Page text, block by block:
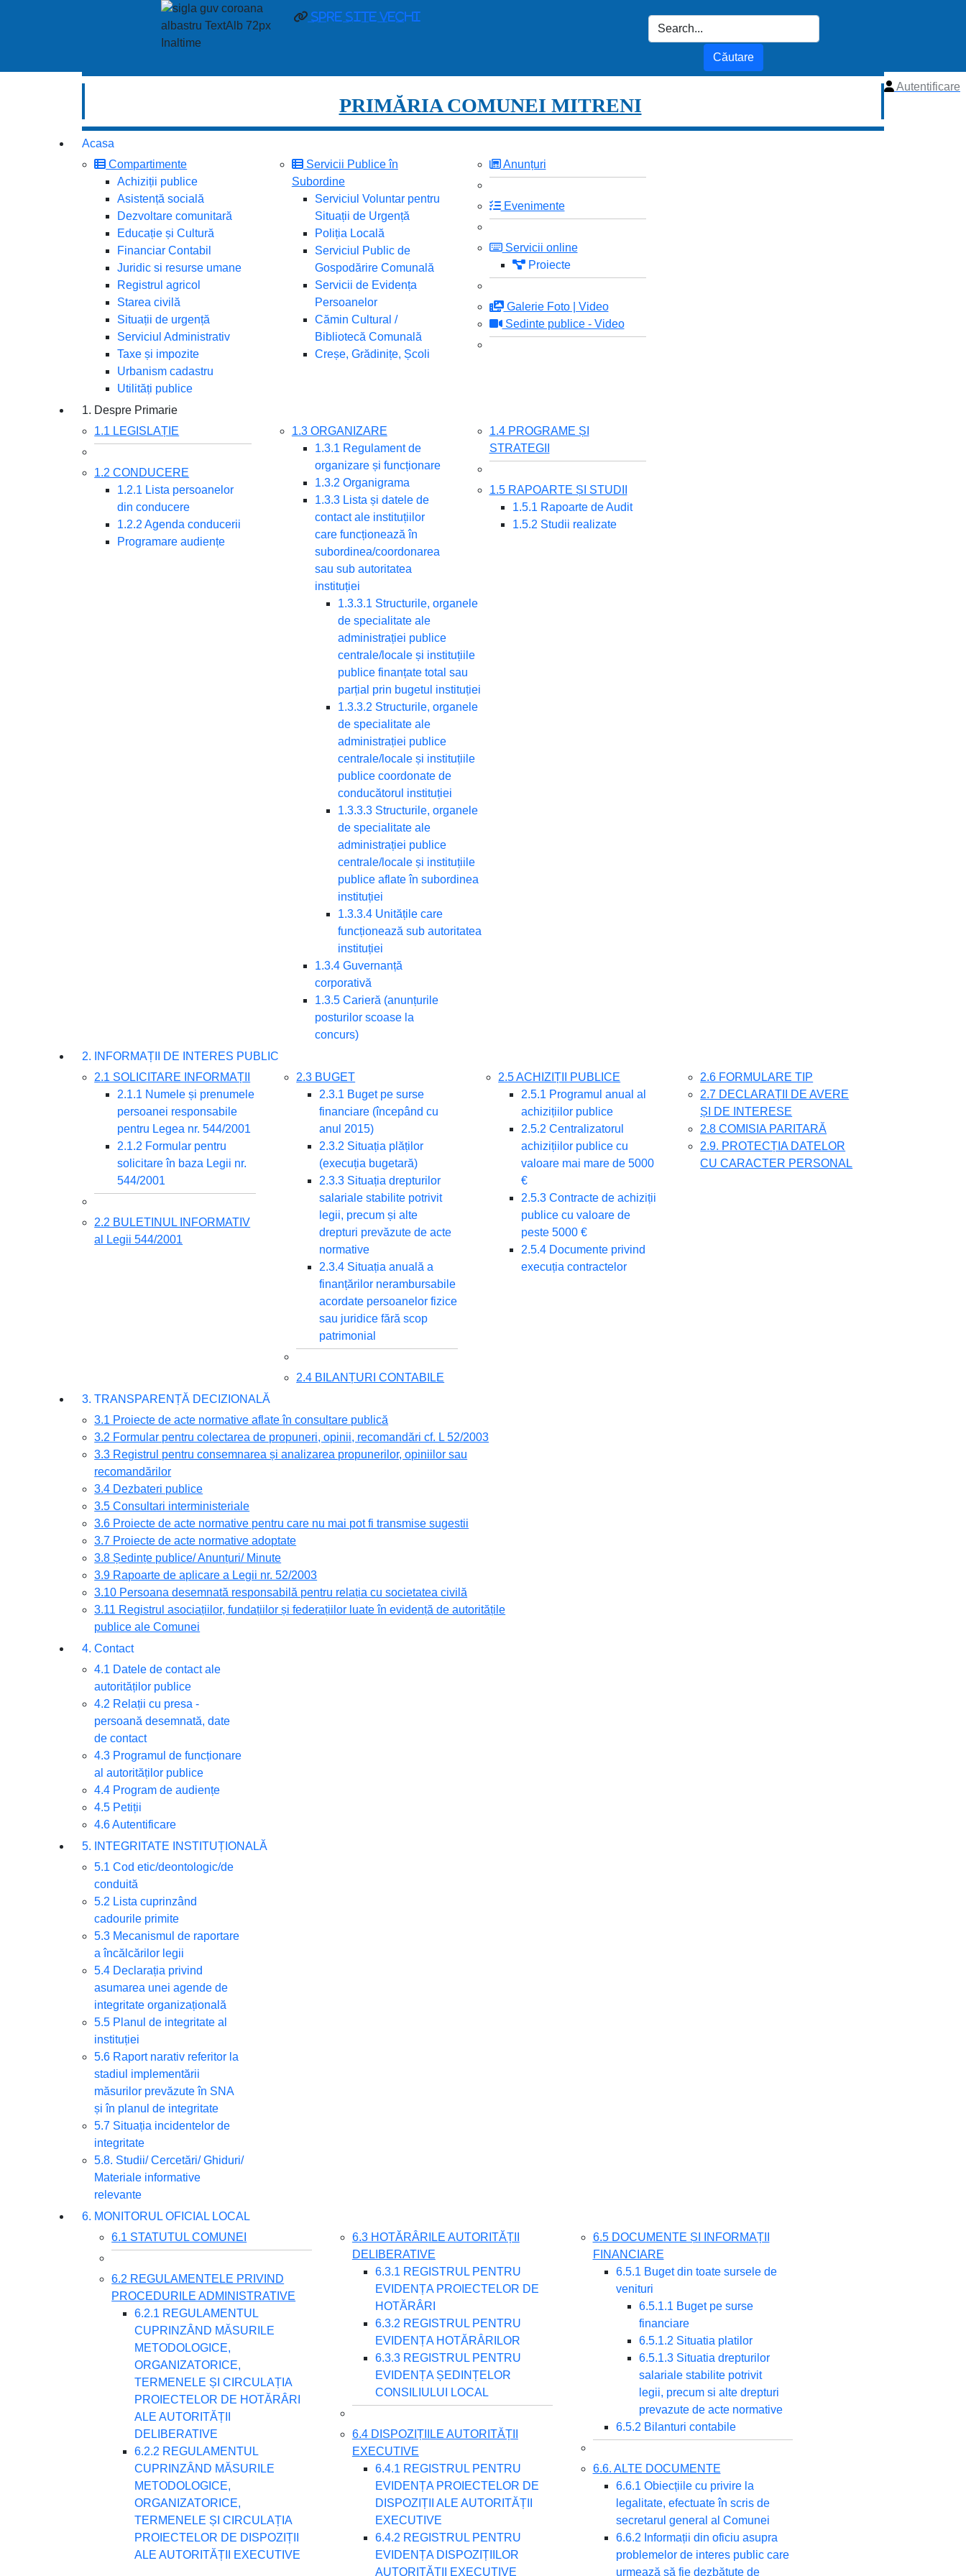
spre site vechi
Autentificare
PRIMĂRIA COMUNEI MITRENI
Acasa
Compartimente
Achiziții publice
Asistență socială
Dezvoltare comunitară
Educație și Cultură
Financiar Contabil
Juridic si resurse umane
Registrul agricol
Starea civilă
Situații de urgență
Serviciul Administrativ
Taxe și impozite
Urbanism cadastru
Utilități publice
Servicii Publice în
Subordine
Serviciul Voluntar pentru
Situații de Urgență
Poliția Locală
Serviciul Public de
Gospodărire Comunală
Servicii de Evidența
Persoanelor
Cămin Cultural /
Bibliotecă Comunală
Creșe, Grădinițe, Școli
Anunțuri
Evenimente
Servicii online
Proiecte
Galerie Foto | Video
Sedinte publice - Video
1. Despre Primarie
1.1 LEGISLAȚIE
1.2 CONDUCERE
1.2.1 Lista persoanelor
din conducere
1.2.2 Agenda conducerii
Programare audiențe
1.3 ORGANIZARE
1.3.1 Regulament de
organizare și funcționare
1.3.2 Organigrama
1.3.3 Lista și datele de
contact ale instituțiilor
care funcționează în
subordinea/coordonarea
sau sub autoritatea
instituției
1.3.3.1 Structurile, organele
de specialitate ale
administrației publice
centrale/locale și instituțiile
publice finanțate total sau
parțial prin bugetul instituției
1.3.3.2 Structurile, organele
de specialitate ale
administrației publice
centrale/locale și instituțiile
publice coordonate de
conducătorul instituției
1.3.3.3 Structurile, organele
de specialitate ale
administrației publice
centrale/locale și instituțiile
publice aflate în subordinea
instituției
1.3.3.4 Unitățile care
funcționează sub autoritatea
instituției
1.3.4 Guvernanță
corporativă
1.3.5 Carieră (anunțurile
posturilor scoase la
concurs)
1.4 PROGRAME ȘI
STRATEGII
1.5 RAPOARTE ȘI STUDII
1.5.1 Rapoarte de Audit
1.5.2 Studii realizate
2. INFORMAȚII DE INTERES PUBLIC
2.1 SOLICITARE INFORMAȚII
2.1.1 Numele și prenumele
persoanei responsabile
pentru Legea nr. 544/2001
2.1.2 Formular pentru
solicitare în baza Legii nr.
544/2001
2.2 BULETINUL INFORMATIV
al Legii 544/2001
2.3 BUGET
2.3.1 Buget pe surse
financiare (începând cu
anul 2015)
2.3.2 Situația plăților
(execuția bugetară)
2.3.3 Situația drepturilor
salariale stabilite potrivit
legii, precum și alte
drepturi prevăzute de acte
normative
2.3.4 Situația anuală a
finanțărilor nerambursabile
acordate persoanelor fizice
sau juridice fără scop
patrimonial
2.4 BILANȚURI CONTABILE
2.5 ACHIZIȚII PUBLICE
2.5.1 Programul anual al
achizițiilor publice
2.5.2 Centralizatorul
achizițiilor publice cu
valoare mai mare de 5000
€
2.5.3 Contracte de achiziții
publice cu valoare de
peste 5000 €
2.5.4 Documente privind
execuția contractelor
2.6 FORMULARE TIP
2.7 DECLARAȚII DE AVERE
ȘI DE INTERESE
2.8 COMISIA PARITARĂ
2.9. PROTECȚIA DATELOR
CU CARACTER PERSONAL
3. TRANSPARENȚĂ DECIZIONALĂ
3.1 Proiecte de acte normative aflate în consultare publică
3.2 Formular pentru colectarea de propuneri, opinii, recomandări cf. L 52/2003
3.3 Registrul pentru consemnarea și analizarea propunerilor, opiniilor sau
recomandărilor
3.4 Dezbateri publice
3.5 Consultari interministeriale
3.6 Proiecte de acte normative pentru care nu mai pot fi transmise sugestii
3.7 Proiecte de acte normative adoptate
3.8 Ședințe publice/ Anunțuri/ Minute
3.9 Rapoarte de aplicare a Legii nr. 52/2003
3.10 Persoana desemnată responsabilă pentru relația cu societatea civilă
3.11 Registrul asociațiilor, fundațiilor și federațiilor luate în evidență de autoritățile
publice ale Comunei
4. Contact
4.1 Datele de contact ale
autorităților publice
4.2 Relații cu presa -
persoană desemnată, date
de contact
4.3 Programul de funcționare
al autorităților publice
4.4 Program de audiențe
4.5 Petiții
4.6 Autentificare
5. INTEGRITATE INSTITUȚIONALĂ
5.1 Cod etic/deontologic/de
conduită
5.2 Lista cuprinzând
cadourile primite
5.3 Mecanismul de raportare
a încălcărilor legii
5.4 Declarația privind
asumarea unei agende de
integritate organizațională
5.5 Planul de integritate al
instituției
5.6 Raport narativ referitor la
stadiul implementării
măsurilor prevăzute în SNA
și în planul de integritate
5.7 Situația incidentelor de
integritate
5.8. Studii/ Cercetări/ Ghiduri/
Materiale informative
relevante
6. MONITORUL OFICIAL LOCAL
6.1 STATUTUL COMUNEI
6.2 REGULAMENTELE PRIVIND
PROCEDURILE ADMINISTRATIVE
6.2.1 REGULAMENTUL
CUPRINZÂND MĂSURILE
METODOLOGICE,
ORGANIZATORICE,
TERMENELE ȘI CIRCULAȚIA
PROIECTELOR DE HOTĂRÂRI
ALE AUTORITĂȚII
DELIBERATIVE
6.2.2 REGULAMENTUL
CUPRINZÂND MĂSURILE
METODOLOGICE,
ORGANIZATORICE,
TERMENELE ȘI CIRCULAȚIA
PROIECTELOR DE DISPOZIȚII
ALE AUTORITĂȚII EXECUTIVE
6.3 HOTĂRÂRILE AUTORITĂȚII
DELIBERATIVE
6.3.1 REGISTRUL PENTRU
EVIDENȚA PROIECTELOR DE
HOTĂRÂRI
6.3.2 REGISTRUL PENTRU
EVIDENȚA HOTĂRÂRILOR
6.3.3 REGISTRUL PENTRU
EVIDENȚA ȘEDINȚELOR
CONSILIULUI LOCAL
6.4 DISPOZIȚIILE AUTORITĂȚII
EXECUTIVE
6.4.1 REGISTRUL PENTRU
EVIDENȚA PROIECTELOR DE
DISPOZIȚII ALE AUTORITĂȚII
EXECUTIVE
6.4.2 REGISTRUL PENTRU
EVIDENȚA DISPOZIȚIILOR
AUTORITĂȚII EXECUTIVE
6.5 DOCUMENTE ȘI INFORMAȚII
FINANCIARE
6.5.1 Buget din toate sursele de
venituri
6.5.1.1 Buget pe surse
financiare
6.5.1.2 Situatia platilor
6.5.1.3 Situatia drepturilor
salariale stabilite potrivit
legii, precum si alte drepturi
prevazute de acte normative
6.5.2 Bilanturi contabile
6.6. ALTE DOCUMENTE
6.6.1 Obiecțiile cu privire la
legalitate, efectuate în scris de
secretarul general al Comunei
6.6.2 Informații din oficiu asupra
problemelor de interes public care
urmează să fie dezbătute de